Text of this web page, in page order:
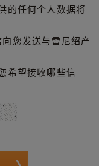
的任何个人数据将
您发送与雷尼绍产
希望接收哪些信